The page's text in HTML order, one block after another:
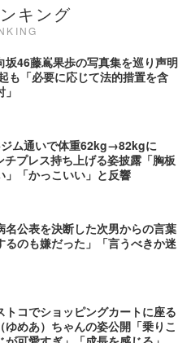
キング
坂46藤嶌果歩の写真集を巡り声明
も「必要に応じて法的措置を含
ム通いで体重62kg→82kgに
プレス持ち上げる姿披露「胸板
」「かっこいい」と反響
名公表を決断した次男からの言葉
るのも嫌だった」「言うべきか迷
トコでショッピングカートに座る
ゆめあ）ちゃんの姿公開「乗りこ